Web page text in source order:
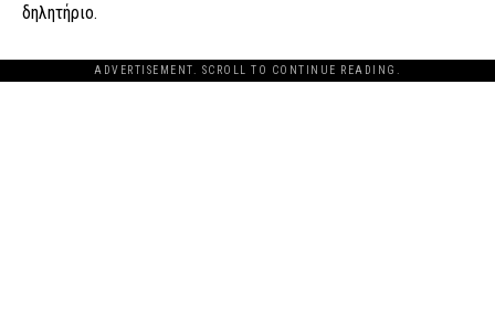
δηλητήριο.
ADVERTISEMENT. SCROLL TO CONTINUE READING.